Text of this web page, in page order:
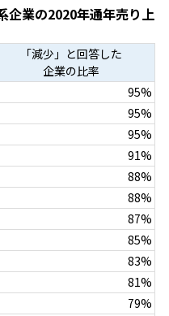
企業の2020年通年売り上
「減少」と回答した
企業の比率
95%
95%
95%
91%
88%
88%
87%
85%
83%
81%
79%